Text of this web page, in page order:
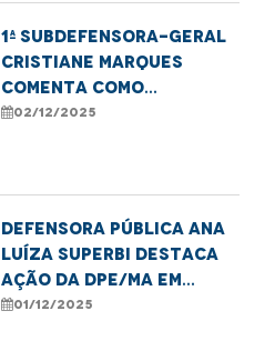
1ª subdefensora-geral
Cristiane Marques
comenta como
dependência emocional
02/12/2025
Defensora Pública Ana
Luíza Superbi destaca
ação da DPE/MA em
Imperatriz em defesa
01/12/2025